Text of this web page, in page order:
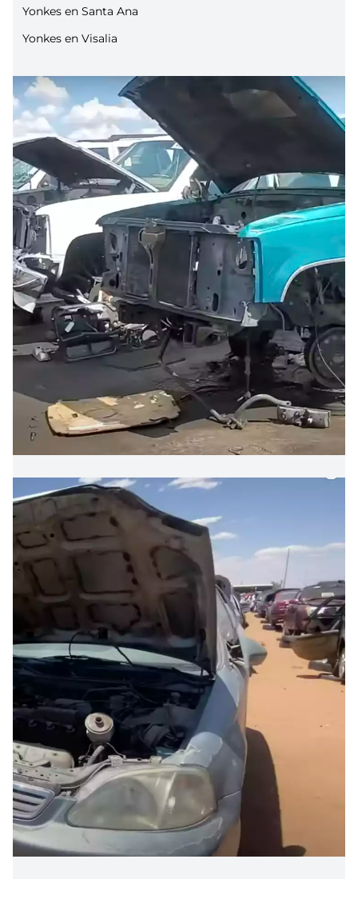
Yonkes en Santa Ana
Yonkes en Visalia